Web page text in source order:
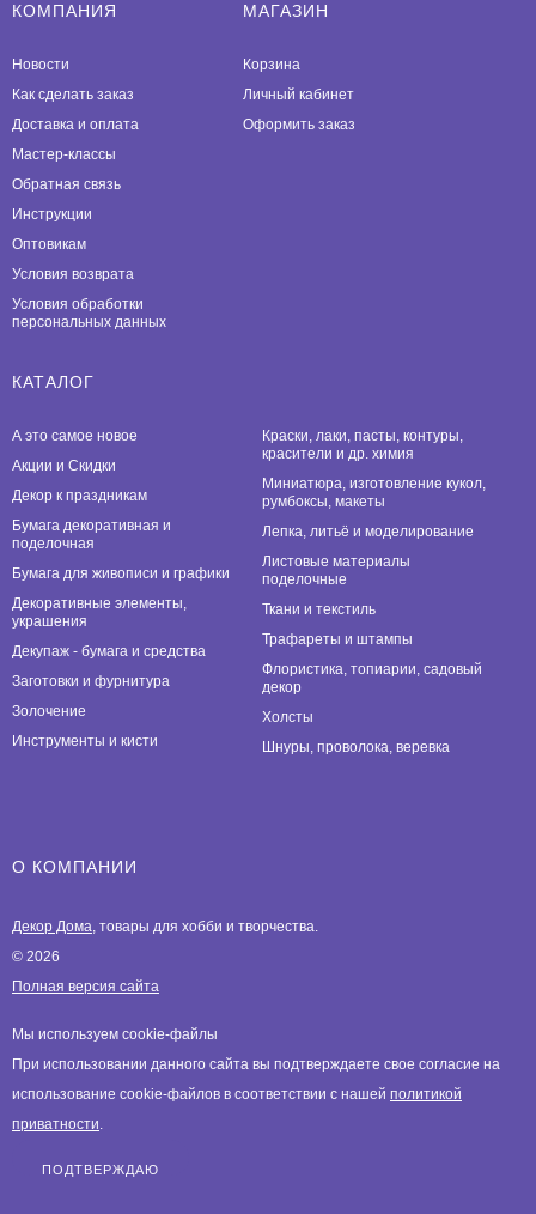
КОМПАНИЯ
Новости
Как сделать заказ
Доставка и оплата
Мастер-классы
Обратная связь
Инструкции
Оптовикам
Условия возврата
Условия обработки
персональных данных
МАГАЗИН
Корзина
Личный кабинет
Оформить заказ
КАТАЛОГ
А это самое новое
Акции и Скидки
Декор к праздникам
Бумага декоративная и
поделочная
Бумага для живописи и графики
Декоративные элементы,
украшения
Декупаж - бумага и средства
Заготовки и фурнитура
Золочение
Инструменты и кисти
Краски, лаки, пасты, контуры,
красители и др. химия
Миниатюра, изготовление кукол,
румбоксы, макеты
Лепка, литьё и моделирование
Листовые материалы
поделочные
Ткани и текстиль
Трафареты и штампы
Флористика, топиарии, садовый
декор
Холсты
Шнуры, проволока, веревка
О КОМПАНИИ
Декор Дома, товары для хобби и творчества.
© 2026
Полная версия сайта
Мы используем cookie-файлы
При использовании данного сайта вы подтверждаете свое согласие на
использование cookie-файлов в соответствии с нашей политикой
приватности.
ПОДТВЕРЖДАЮ